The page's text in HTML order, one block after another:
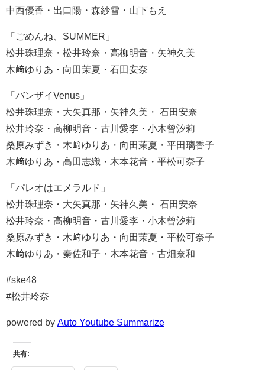
中西優香・出口陽・森紗雪・山下もえ
「ごめんね、SUMMER」
松井珠理奈・松井玲奈・高柳明音・矢神久美
木﨑ゆりあ・向田茉夏・石田安奈
「バンザイVenus」
松井珠理奈・大矢真那・矢神久美・ 石田安奈
松井玲奈・高柳明音・古川愛李・小木曾汐莉
桑原みずき・木﨑ゆりあ・向田茉夏・平田璃香子
木﨑ゆりあ・高田志織・木本花音・平松可奈子
「パレオはエメラルド」
松井珠理奈・大矢真那・矢神久美・ 石田安奈
松井玲奈・高柳明音・古川愛李・小木曾汐莉
桑原みずき・木﨑ゆりあ・向田茉夏・平松可奈子
木﨑ゆりあ・秦佐和子・木本花音・古畑奈和
#ske48
#松井玲奈
powered by Auto Youtube Summarize
共有: